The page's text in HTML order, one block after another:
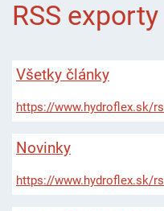
RSS exporty
Všetky články
https://www.hydroflex.sk/
Novinky
https://www.hydroflex.sk/